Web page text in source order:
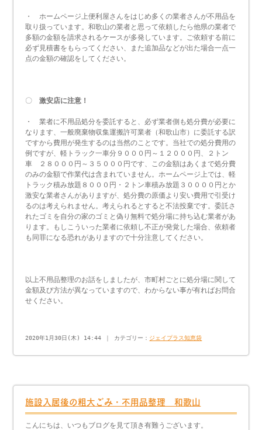
・ ホームページ上便利屋さんをはじめ多くの業者さんが不用品を
取り扱っています。和歌山の業者と思って依頼したら他県の業者で
多額の金額を請求されるケースが多発しています。ご依頼する前に
必ず見積書をもらってください、また追加品などが出た場合一点一
点の金額の確認をしてください。
〇激安店に注意！
・ 業者に不用品処分を委託すると、必ず業者側も処分費が必要に
なります、一般廃棄物収集運搬許可業者（和歌山市）に委託する訳
ですから費用が発生するのは当然のことです。当社での処分費用の
例ですが、軽トラック一車分９０００円～１２０００円、２トン
車 ２８０００円～３５０００円です、この金額はあくまで処分費
のみの金額で作業代は含まれていません。ホームページ上では、軽
トラック積み放題８０００円・２トン車積み放題３００００円とか
激安な業者さんがありますが、処分費の原価より安い費用で引受け
るのは考えられません。考えられるとすると不法投棄です。委託さ
れたゴミを自分の家のゴミと偽り無料で処分場に持ち込む業者があ
ります。もしこういった業者に依頼し不正が発覚した場合、依頼者
も同罪になる恐れがありますので十分注意してください。
以上不用品整理のお話をしましたが、市町村ごとに処分場に関して
金額及び方法が異なっていますので、わからない事が有ればお問合
せください。
2020年1月30日(木) 14:44 ｜ カテゴリー： ジェイプラス知恵袋
施設入居後の粗大ごみ・不用品整理 和歌山
こんにちは、いつもブログを見て頂き有難うございます。